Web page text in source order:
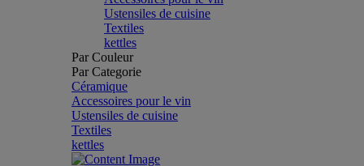
Ustensiles de cuisine
Textiles
kettles
Par Couleur
Par Categorie
Céramique
Accessoires pour le vin
Ustensiles de cuisine
Textiles
kettles